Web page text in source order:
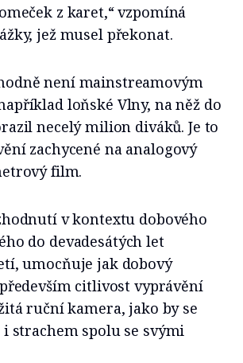
z karet,“ vzpomíná
jež musel překonat.
není mainstreamovým
loňské Vlny, na něž do
necelý milion diváků. Je to
zachycené na analogový
film.
v kontextu dobového
do devadesátých let
umocňuje jak dobový
citlivost vyprávění
ruční kamera, jako by se
strachem spolu se svými